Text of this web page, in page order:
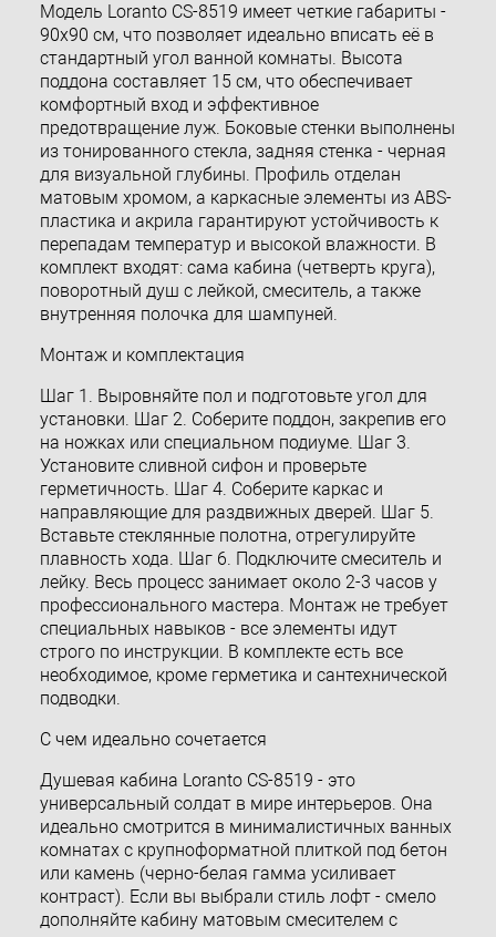
Модель Loranto CS-8519 имеет четкие габариты -
90х90 см, что позволяет идеально вписать её в
стандартный угол ванной комнаты. Высота
поддона составляет 15 см, что обеспечивает
комфортный вход и эффективное
предотвращение луж. Боковые стенки выполнены
из тонированного стекла, задняя стенка - черная
для визуальной глубины. Профиль отделан
матовым хромом, а каркасные элементы из ABS-
пластика и акрила гарантируют устойчивость к
перепадам температур и высокой влажности. В
комплект входят: сама кабина (четверть круга),
поворотный душ с лейкой, смеситель, а также
внутренняя полочка для шампуней.
Монтаж и комплектация
Шаг 1. Выровняйте пол и подготовьте угол для
установки. Шаг 2. Соберите поддон, закрепив его
на ножках или специальном подиуме. Шаг 3.
Установите сливной сифон и проверьте
герметичность. Шаг 4. Соберите каркас и
направляющие для раздвижных дверей. Шаг 5.
Вставьте стеклянные полотна, отрегулируйте
плавность хода. Шаг 6. Подключите смеситель и
лейку. Весь процесс занимает около 2-3 часов у
профессионального мастера. Монтаж не требует
специальных навыков - все элементы идут
строго по инструкции. В комплекте есть все
необходимое, кроме герметика и сантехнической
подводки.
С чем идеально сочетается
Душевая кабина Loranto CS-8519 - это
универсальный солдат в мире интерьеров. Она
идеально смотрится в минималистичных ванных
комнатах с крупноформатной плиткой под бетон
или камень (черно-белая гамма усиливает
контраст). Если вы выбрали стиль лофт - смело
дополняйте кабину матовым смесителем с